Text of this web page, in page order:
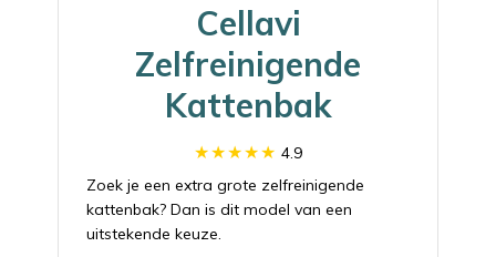
Cellavi
Zelfreinigende
Kattenbak
4.9
Zoek je een extra grote zelfreinigende
kattenbak? Dan is dit model van een
uitstekende keuze.